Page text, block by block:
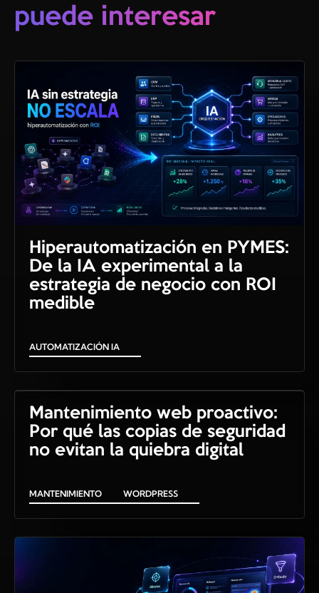
renovar y monitorizar la
infraestructura a largo plazo.
puede interesar
Hiperautomatización en PYMES:
De la IA experimental a la
estrategia de negocio con ROI
medible
AUTOMATIZACIÓN IA
Mantenimiento web proactivo:
Por qué las copias de seguridad
no evitan la quiebra digital
MANTENIMIENTO WORDPRESS